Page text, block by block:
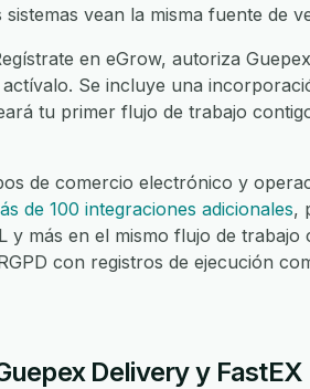
vean la misma fuente de
en eGrow, autoriza
Se incluye una
tu primer flujo de trabajo
de comercio electrónico y
de 100 integraciones adicionales,
y más en el mismo flujo de trabajo
con registros de ejecución
Delivery y FastEX